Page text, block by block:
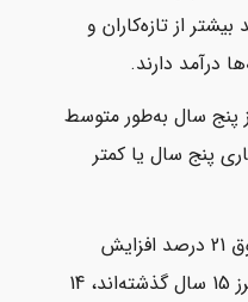
متوسط 32 درصد بیشتر از تازه‌کاران و
درآمد دارند.
پنج سال به‌طور متوسط
پنج سال یا کمتر
با رسیدن به مرز ده سال، حقوق 21 درصد افزایش
می‌یابد و برای افرادی که از مرز 15 سال گذشته‌اند، 14